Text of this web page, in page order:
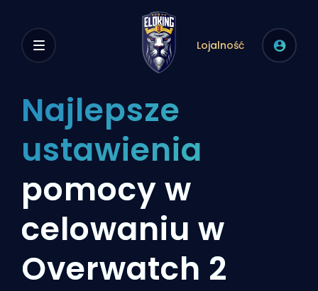
Lojalność
Najlepsze
ustawienia
pomocy w
celowaniu w
Overwatch 2